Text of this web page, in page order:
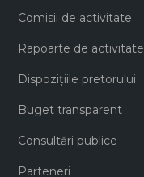
Comisii de activitate
Rapoarte de activitate
Dispozițiile pretorului
Buget transparent
Consultări publice
Parteneri